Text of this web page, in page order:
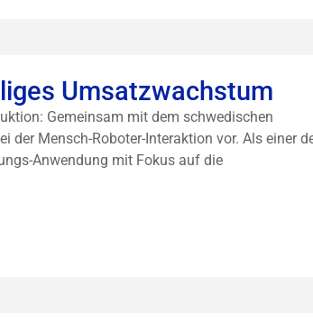
Umsatzwachstum
Gemeinsam mit dem schwedischen
der Mensch-Roboter-Interaktion vor. Als einer
Anwendung mit Fokus auf die